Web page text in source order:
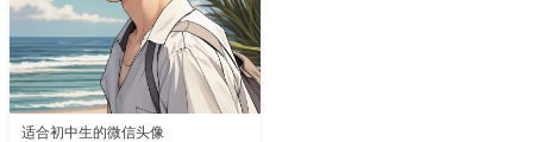
适合初中生的微信头像